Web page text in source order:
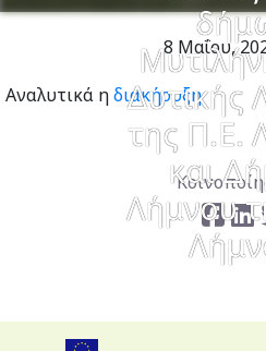
Δυτικής
της Π.Ε.
και
Λήμνου
8 Μαΐου,
Αναλυτικά ηδιακήρυξη